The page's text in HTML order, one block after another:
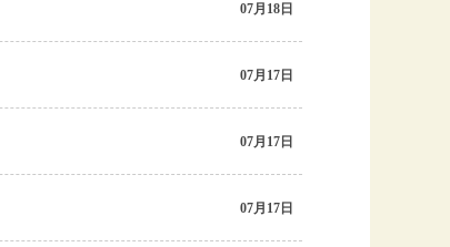
07月18日
07月17日
07月17日
07月17日